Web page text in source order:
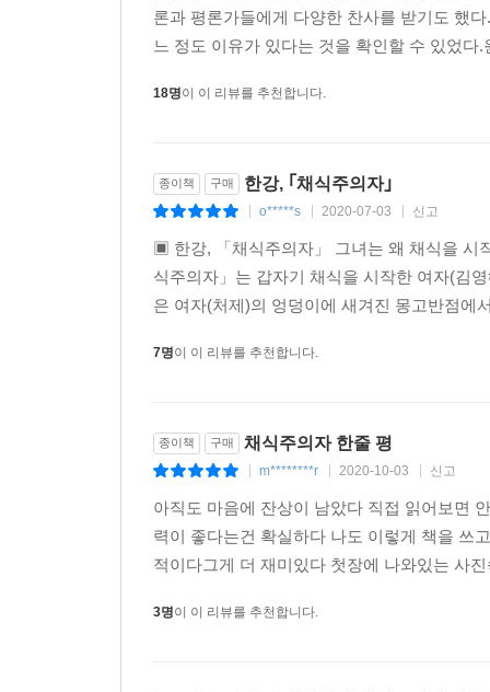
론과 평론가들에게 다양한 찬사를 받기도 했
느 정도 이유가 있다는 것을 확인할 수 있었
18명이 이 리뷰를 추천합니다.
종이책 구매 한강, ｢채식주의자｣
o*****s 2020-07-03 신고
▣ 한강, 「채식주의자」 그녀는 왜 채식을 시
식주의자」는 갑자기 채식을 시작한 여자(김
은 여자(처제)의 엉덩이에 새겨진 몽고반점에
7명이 이 리뷰를 추천합니다.
종이책 구매 채식주의자 한줄 평
m********r 2020-10-03 신고
아직도 마음에 잔상이 남았다 직접 읽어보면
력이 좋다는건 확실하다 나도 이렇게 책을 쓰
적이다그게 더 재미있다 첫장에 나와있는 사
3명이 이 리뷰를 추천합니다.